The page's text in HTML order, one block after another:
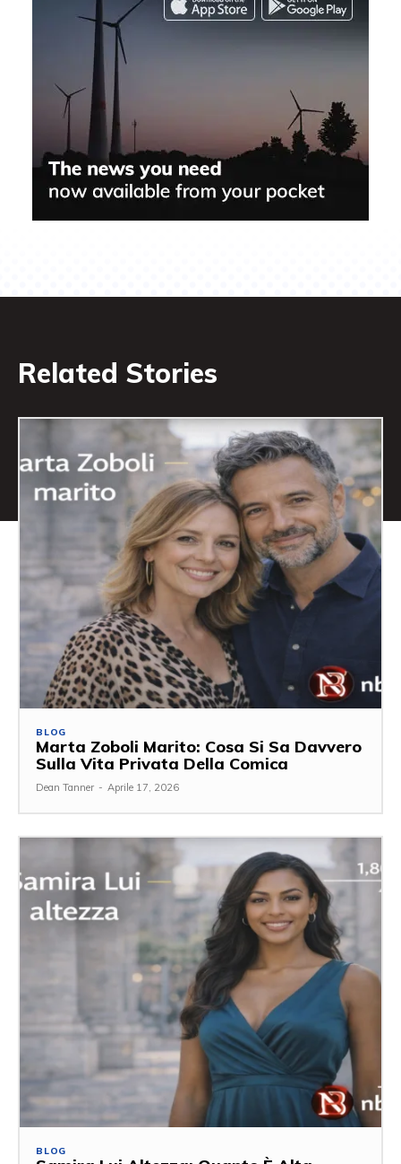
Related Stories
BLOG
Marta Zoboli Marito: Cosa Si Sa Davvero
Sulla Vita Privata Della Comica
Dean Tanner - Aprile 17, 2026
BLOG